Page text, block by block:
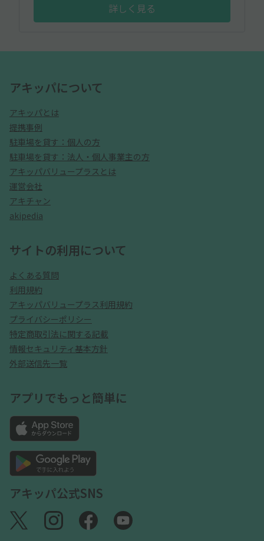
詳しく見る
アキッパについて
アキッパとは
提携事例
駐車場を貸す：個人の方
駐車場を貸す：法人・個人事業主の方
アキッパバリュープラスとは
運営会社
アキチャン
akipedia
サイトの利用について
よくある質問
利用規約
アキッパバリュープラス利用規約
プライバシーポリシー
特定商取引法に関する記載
情報セキュリティ基本方針
外部送信先一覧
アプリでもっと簡単に
アキッパ公式SNS